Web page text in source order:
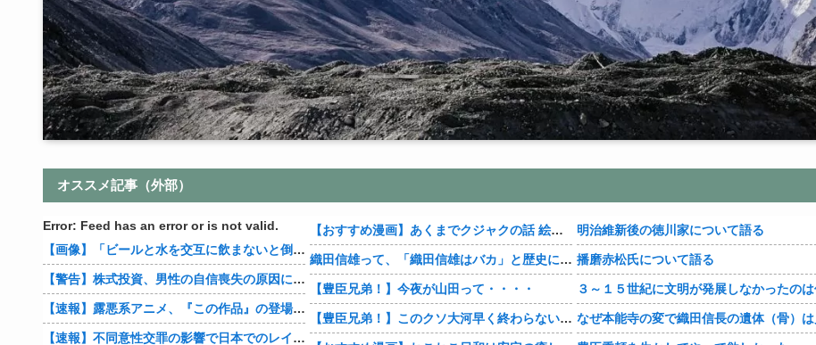
オススメ記事（外部）
Error: Feed has an error or is not valid.
【画像】「ビールと水を交互に飲まないと倒れるグラス」発売
【警告】株式投資、男性の自信喪失の原因に… 6割超が「人生の敗者」自認
【速報】露悪系アニメ、『この作品』の登場で最盛期を迎えてしまう…
【速報】不同意性交罪の影響で日本でのレイプ認知件数爆増
【おすすめ漫画】あくまでクジャクの話 絵が綺麗・・・・
織田信雄って、「織田信雄はバカ」と歴史に書かれているが今まで家が残っているんでバカではないよな？
【豊臣兄弟！】今夜が山田って・・・・
【豊臣兄弟！】このクソ大河早く終わらないかな・・・？
明治維新後の徳川家について語る
播磨赤松氏について語る